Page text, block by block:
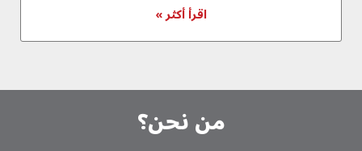
اقرأ أكثر »
من نحن؟